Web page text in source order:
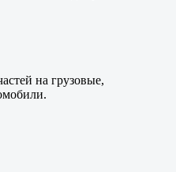
на грузовые,